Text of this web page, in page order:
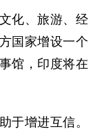
化、旅游、经
国家增设一个
馆，印度将在
增进互信。